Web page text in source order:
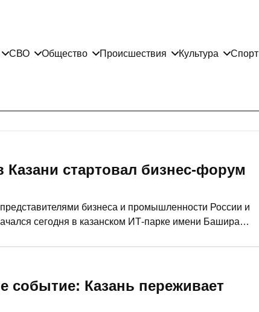
СВО Общество Происшествия Культура Спорт
стартовал бизнес-форум
бизнеса и промышленности России и
сегодня в казанском ИТ-парке имени Башира
событие: Казань переживает